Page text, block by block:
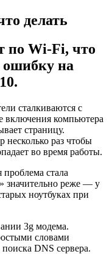
делать
по Wi-Fi, что
ошибку на
сталкиваются с
включения компьютера
страницу.
несколько раз чтобы
во время работы.
проблема стала
значительно реже — у
ноутбуках при
3g модема.
словами
DNS сервера.